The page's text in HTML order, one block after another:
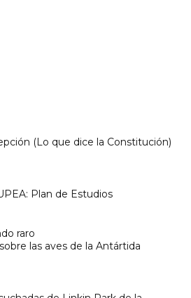
(Lo que dice la Constitución)
Plan de Estudios
raro
las aves de la Antártida